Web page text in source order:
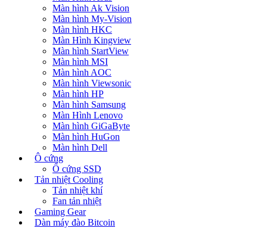
Màn hình Ak Vision
Màn hình My-Vision
Màn hình HKC
Màn Hình Kingview
Màn hình StartView
Màn hình MSI
Màn hình AOC
Màn hình Viewsonic
Màn hình HP
Màn hình Samsung
Màn Hình Lenovo
Màn hình GiGaByte
Màn hình HuGon
Màn hình Dell
Ô cứng
Ổ cứng SSD
Tản nhiệt Cooling
Tản nhiệt khí
Fan tản nhiệt
Gaming Gear
Dàn máy đào Bitcoin